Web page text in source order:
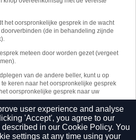
het oorspronkelijke gesprek in de wacht
(de in behandeling zijnde
meteen door worden gezet (vergeet
van de andere beller, kunt u op
keren naar het oorspronkelijke gesprek
oorspronkelijke gesprek naar uw
Beschikbaarheidvenster doorverbinden.
user experience and analyse
'Accept', you agree to our
in our Cookie Policy. You
settings at any time using your